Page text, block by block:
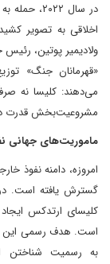
در سال
ولادیمیر پوتین،
«قهرمانان جنگ»
می‌دهند: کلیسا نه
مشروعیت‌بخش قدرت
ماموریت‌های جهانی
امروزه، دامنه نفوذ
است. هدف رسمی این
به رسمیت شناختن